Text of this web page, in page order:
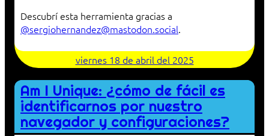
Descubrí esta herramienta gracias a
@sergiohernandez@mastodon.social.
viernes 18 de abril del 2025
Am I Unique: ¿cómo de fácil es
identificarnos por nuestro
navegador y configuraciones?